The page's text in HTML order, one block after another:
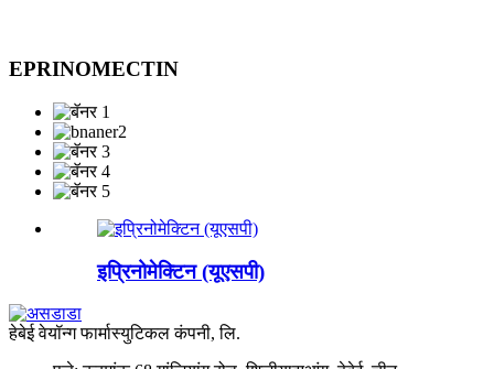
EPRINOMECTIN
इप्रिनोमेक्टिन (यूएसपी)
हेबेई वेयॉन्ग फार्मास्युटिकल कंपनी, लि.